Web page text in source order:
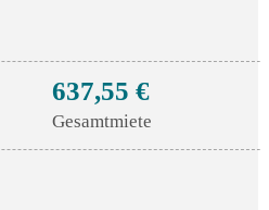
637,55 €
Gesamtmiete